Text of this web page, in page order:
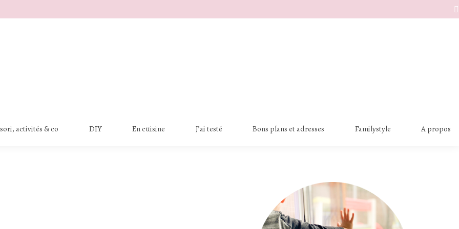
activités & co DIY En cuisine J’ai testé Bons plans et adresses Familystyle A propos